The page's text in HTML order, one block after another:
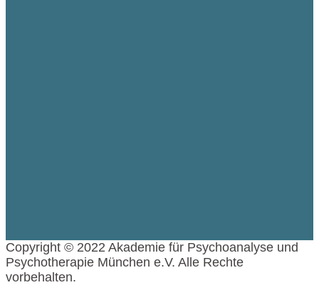
Copyright © 2022 Akademie für Psychoanalyse und
Psychotherapie München e.V. Alle Rechte
vorbehalten.